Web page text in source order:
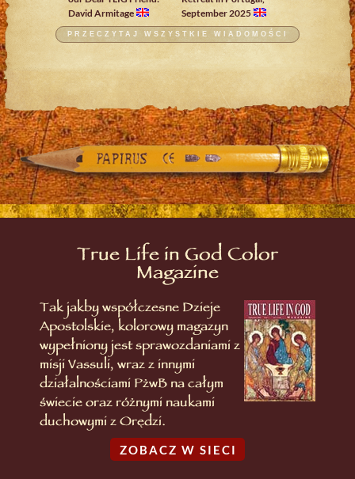
David Armitage
September 2025
PRZECZYTAJ WSZYSTKIE WIADOMOŚCI
True Life in God Color
Magazine
Tak jakby współczesne Dzieje
Apostolskie, kolorowy magazyn
wypełniony jest sprawozdaniami z
misji Vassuli, wraz z innymi
działalnościami PżwB na całym
świecie oraz różnymi naukami
duchowymi z Orędzi.
ZOBACZ W SIECI